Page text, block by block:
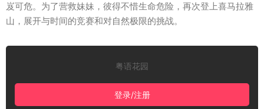
岌可危。为了营救妹妹，彼得不惜生命危险，再次登上喜马拉雅
山，展开与时间的竞赛和对自然极限的挑战。
粤语花园
登录/注册